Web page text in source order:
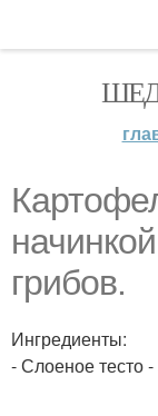
грибов.
Ингредиенты:
- Слоеное тесто -